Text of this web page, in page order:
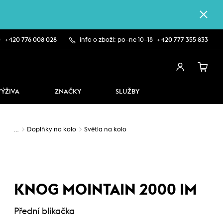
+420 776 008 028 info o zboží: po–ne 10–18 +420 777 355 833
ZNAČKY SLUŽBY
… Doplňky na kolo Světla na kolo
KNOG MOINTAIN 2000 IM
Přední blikačka